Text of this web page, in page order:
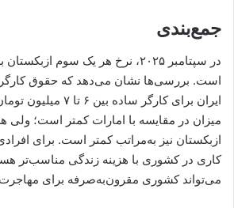
جمع‌بندی
است. بررسی‌ها نشان می‌دهد که حقوق کارگر
ایران برای کارگر ساده
میزان در مقایسه با امارات کمتر است؛ ولی
ازبکستان نیز به‌مراتب کمتر است. برای
کاری در کشوری با هزینه زندگی مناسب‌تر
می‌تواند کشوری مقرون‌به‌صرفه برای